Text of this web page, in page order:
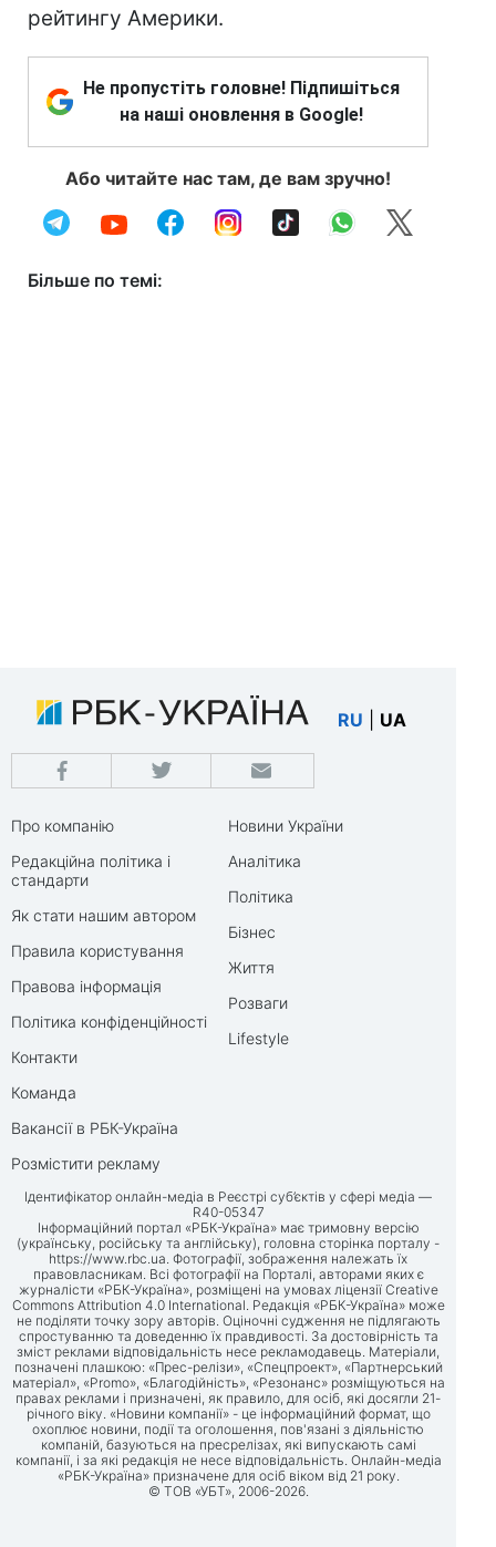
рейтингу Америки.
Не пропустіть головне! Підпишіться
на наші оновлення в Google!
Або читайте нас там, де вам зручно!
Більше по темі:
RU UA
Про компанію
Редакційна політика і
стандарти
Як стати нашим автором
Правила користування
Правова інформація
Політика конфіденційності
Контакти
Команда
Вакансії в РБК-Україна
Розмістити рекламу
Новини України
Аналітика
Політика
Бізнес
Життя
Розваги
Lifestyle
Ідентифікатор онлайн-медіа в Реєстрі суб’єктів у сфері медіа —
R40-05347
Інформаційний портал «РБК-Україна» має тримовну версію
(українську, російську та англійську), головна сторінка порталу -
https://www.rbc.ua. Фотографії, зображення належать їх
правовласникам. Всі фотографії на Порталі, авторами яких є
журналісти «РБК-Україна», розміщені на умовах ліцензії Creative
Commons Attribution 4.0 International. Редакція «РБК-Україна» може
не поділяти точку зору авторів. Оціночні судження не підлягають
спростуванню та доведенню їх правдивості. За достовірність та
зміст реклами відповідальність несе рекламодавець. Матеріали,
позначені плашкою: «Прес-релізи», «Спецпроект», «Партнерський
матеріал», «Promo», «Благодійність», «Резонанс» розміщуються на
правах реклами і призначені, як правило, для осіб, які досягли 21-
річного віку. «Новини компанії» - це інформаційний формат, що
охоплює новини, події та оголошення, пов'язані з діяльністю
компаній, базуються на пресрелізах, які випускають самі
компанії, і за які редакція не несе відповідальність. Онлайн-медіа
«РБК-Україна» призначене для осіб віком від 21 року.
© ТОВ «УБТ», 2006-2026.